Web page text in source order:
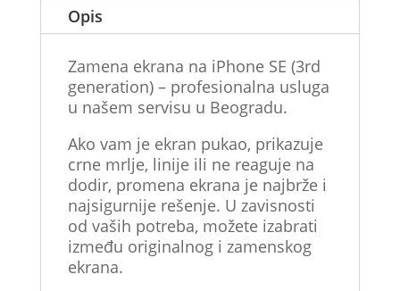
Opis
Zamena ekrana na iPhone SE (3rd
generation) – profesionalna usluga
u našem servisu u Beogradu.
Ako vam je ekran pukao, prikazuje
crne mrlje, linije ili ne reaguje na
dodir, promena ekrana je najbrže i
najsigurnije rešenje. U zavisnosti
od vaših potreba, možete izabrati
između originalnog i zamenskog
ekrana.